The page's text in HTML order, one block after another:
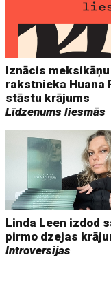
Iznācis meksikāņu
rakstnieka Huana
stāstu krājums
Līdzenums liesmās
Linda Leen izdod
pirmo dzejas
Introversijas